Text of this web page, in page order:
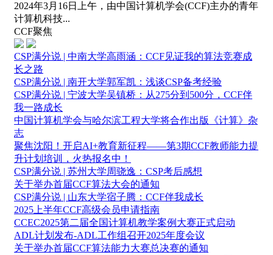
2024年3月16日上午，由中国计算机学会(CCF)主办的青年
计算机科技...
CCF聚焦
CSP满分说 | 中南大学高雨涵：CCF见证我的算法竞赛成
长之路
CSP满分说 | 南开大学郭军凯：浅谈CSP备考经验
CSP满分说 | 宁波大学吴镇桥：从275分到500分，CCF伴
我一路成长
中国计算机学会与哈尔滨工程大学将合作出版《计算》杂
志
聚焦沈阳！开启AI+教育新征程——第3期CCF教师能力提
升计划培训，火热报名中！
CSP满分说 | 苏州大学周骁逸：CSP考后感想
关于举办首届CCF算法大会的通知
CSP满分说 | 山东大学宿子腾：CCF伴我成长
2025上半年CCF高级会员申请指南
CCEC2025第二届全国计算机教学案例大赛正式启动
ADL计划发布-ADL工作组召开2025年度会议
关于举办首届CCF算法能力大赛总决赛的通知